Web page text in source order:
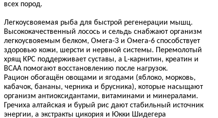
всех пород.
Легкоусвояемая рыба для быстрой регенерации мышц.
Высококачественный лосось и сельдь снабжают организм
легкоусвояемым белком, Омега-3 и Омега-6 способствует
здоровью кожи, шерсти и нервной системы. Перемолотый
хрящ КРС поддерживает суставы, а L-карнитин, креатин и
ВСАА помогают восстановлению после нагрузок.
Рацион обогащён овощами и ягодами (яблоко, морковь,
кабачок, бананы, черника и брусника), которые насыщают
организм антиоксидантами, витаминами и минералами.
Гречиха алтайская и бурый рис дают стабильный источник
энергии, а экстракты цикория и Юкки Шидегера